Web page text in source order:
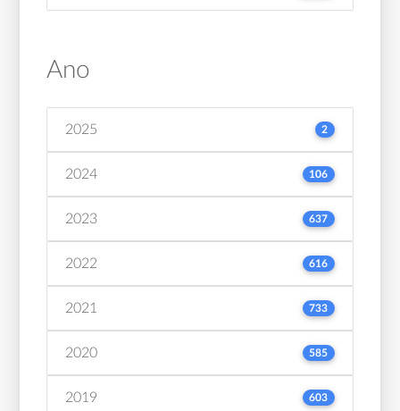
Ano
2025 2
2024 106
2023 637
2022 616
2021 733
2020 585
2019 603